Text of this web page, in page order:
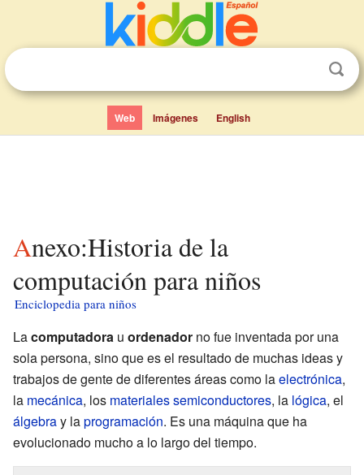
Web Imágenes English
Anexo:Historia de la
computación para niños
Enciclopedia para niños
Lacomputadora u ordenador no fue inventada por una
sola persona, sino que es el resultado de muchas ideas y
trabajos de gente de diferentes áreas como laelectrónica,
la mecánica, los materiales semiconductores, la lógica, el
álgebray laprogramación. Es una máquina que ha
evolucionado mucho a lo largo del tiempo.